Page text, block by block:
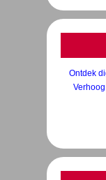
Ontdek